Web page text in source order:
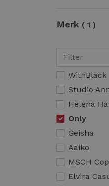
Merk 1
WithBlack
Studio
Helena
Only
Geisha
Aaiko
MSCH
Elvira